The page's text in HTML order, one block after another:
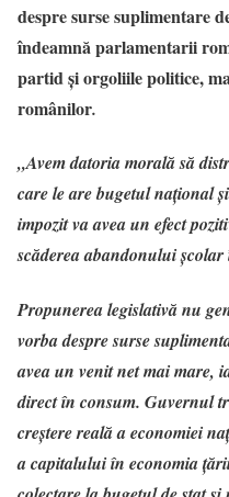
despre surse suplimentare
îndeamnă parlamentarii
partid şi orgoliile politice,
românilor.
„Avem datoria morală să
care le are bugetul naţional
impozit va avea un efect
scăderea abandonului
Propunerea legislativă nu
vorba despre surse
avea un venit net mai mare,
direct în consum. Guvernul
creştere reală a economiei
a capitalului în economia